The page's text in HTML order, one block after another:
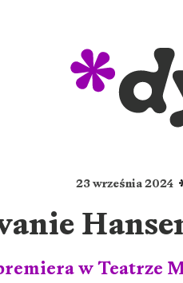
23 września 2024
w Teatrze